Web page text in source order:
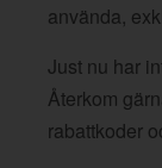
använda,
Just nu har
Återkom
rabattkoder